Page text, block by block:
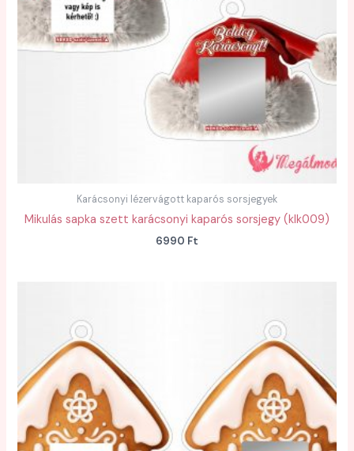
Karácsonyi lézervágott kaparós sorsjegyek
Mikulás sapka szett karácsonyi kaparós sorsjegy (klk009)
6990 Ft